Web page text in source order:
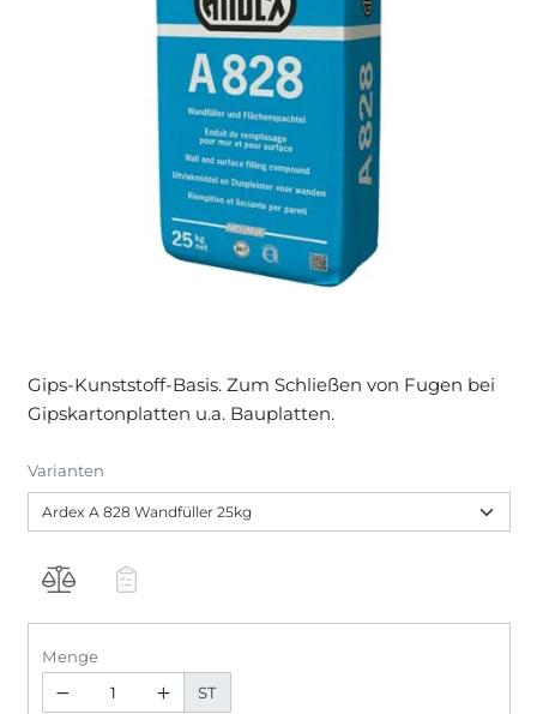
Gips-Kunststoff-Basis. Zum Schließen von Fugen bei
Gipskartonplatten u.a. Bauplatten.
Varianten
Menge
ST